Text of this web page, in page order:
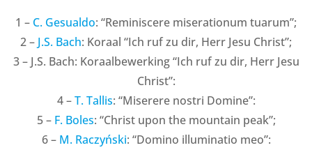
1 – C. Gesualdo: “Reminiscere miserationum tuarum”;
2 – J.S. Bach: Koraal “Ich ruf zu dir, Herr Jesu Christ”;
3 – J.S. Bach: Koraalbewerking “Ich ruf zu dir, Herr Jesu
Christ”:
4 –T. Tallis: “Miserere nostri Domine”:
5 – F. Boles: “Christ upon the mountain peak”;
6 – M. Raczyński: “Domino illuminatio meo”: